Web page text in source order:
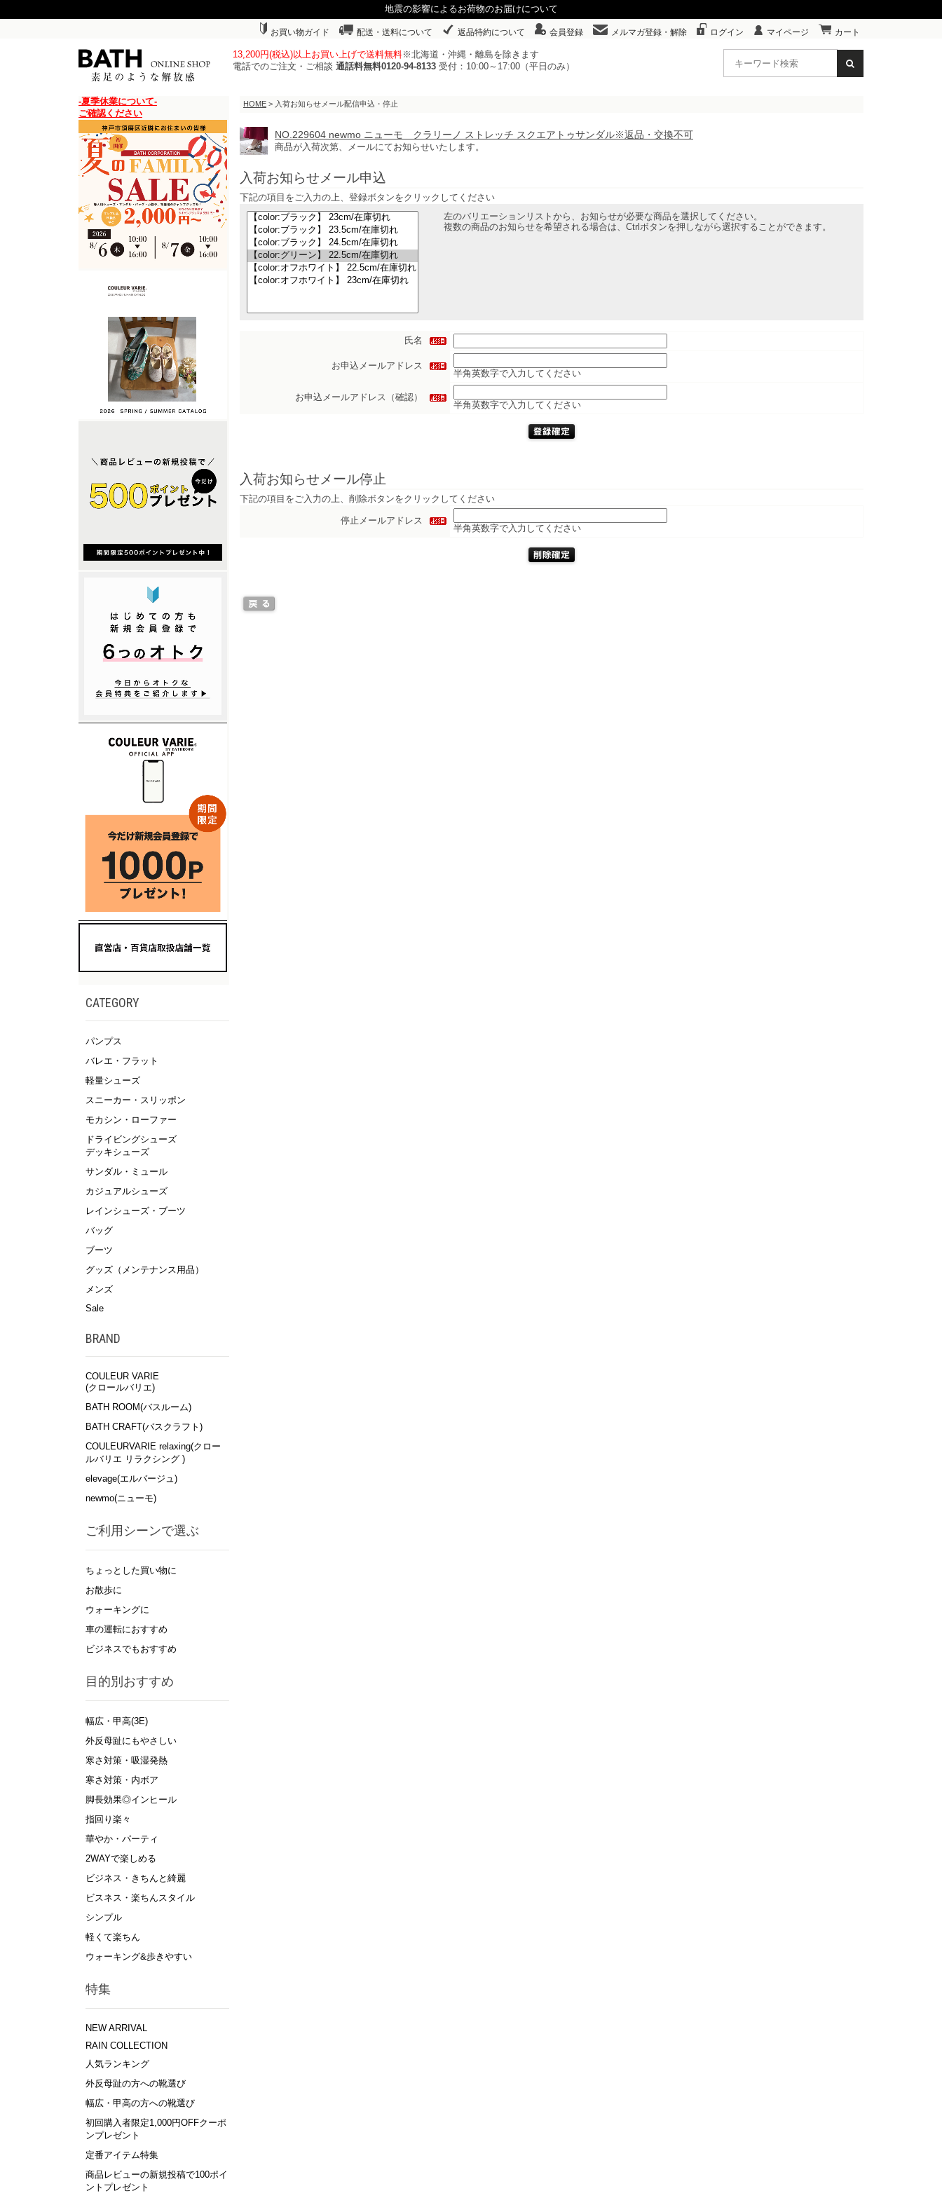
地震の影響によるお荷物のお届けについて
お買い物ガイド 配送・送料について 返品特約について 会員登録 メルマガ登録・解除 ログイン マイページ カート
13,200円(税込)以上お買い上げで送料無料※北海道・沖縄・離島を除きます
電話でのご注文・ご相談 通話料無料0120-94-8133 受付：10:00～17:00（平日のみ）
-夏季休業について-
ご確認ください
CATEGORY
パンプス
バレエ・フラット
軽量シューズ
スニーカー・スリッポン
モカシン・ローファー
ドライビングシューズ
デッキシューズ
サンダル・ミュール
カジュアルシューズ
レインシューズ・ブーツ
バッグ
ブーツ
グッズ（メンテナンス用品）
メンズ
Sale
BRAND
COULEUR VARIE
(クロールバリエ)
BATH ROOM(バスルーム)
BATH CRAFT(バスクラフト)
COULEURVARIE relaxing(クロー
ルバリエ リラクシング )
elevage(エルバージュ)
newmo(ニューモ)
ご利用シーンで選ぶ
ちょっとした買い物に
お散歩に
ウォーキングに
車の運転におすすめ
ビジネスでもおすすめ
目的別おすすめ
幅広・甲高(3E)
外反母趾にもやさしい
寒さ対策・吸湿発熱
寒さ対策・内ボア
脚長効果◎インヒール
指回り楽々
華やか・パーティ
2WAYで楽しめる
ビジネス・きちんと綺麗
ビスネス・楽ちんスタイル
シンプル
軽くて楽ちん
ウォーキング&歩きやすい
特集
NEW ARRIVAL
RAIN COLLECTION
人気ランキング
外反母趾の方への靴選び
幅広・甲高の方への靴選び
初回購入者限定1,000円OFFクーポ
ンプレゼント
定番アイテム特集
商品レビューの新規投稿で100ポイ
ントプレゼント
HOME > 入荷お知らせメール配信申込・停止
NO.229604 newmo ニューモ クラリーノ ストレッチ スクエアトゥサンダル※返品・交換不可
商品が入荷次第、メールにてお知らせいたします。
入荷お知らせメール申込
下記の項目をご入力の上、登録ボタンをクリックしてください
左のバリエーションリストから、お知らせが必要な商品を選択してください。
複数の商品のお知らせを希望される場合は、Ctrlボタンを押しながら選択することができます。
氏名
お申込メールアドレス
半角英数字で入力してください
お申込メールアドレス（確認）
半角英数字で入力してください
入荷お知らせメール停止
下記の項目をご入力の上、削除ボタンをクリックしてください
停止メールアドレス
半角英数字で入力してください